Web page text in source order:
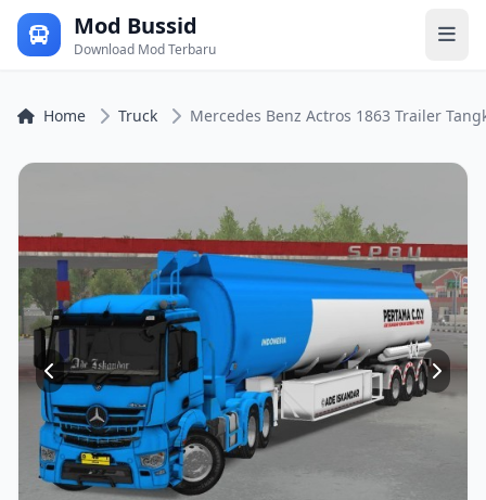
Mod Bussid
Download Mod Terbaru
Home Truck Mercedes Benz Actros 1863 Trailer